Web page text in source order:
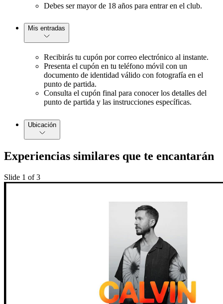
Debes ser mayor de 18 años para entrar en el club.
Mis entradas
Recibirás tu cupón por correo electrónico al instante.
Presenta el cupón en tu teléfono móvil con un
documento de identidad válido con fotografía en el
punto de partida.
Consulta el cupón final para conocer los detalles del
punto de partida y las instrucciones específicas.
Ubicación
Experiencias similares que te encantarán
Slide 1 of 3